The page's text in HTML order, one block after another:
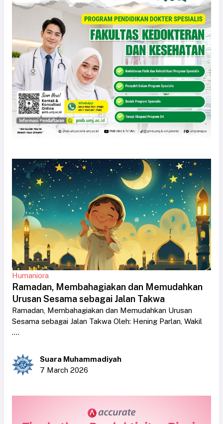
Humaniora
Ramadan, Membahagiakan dan Memudahkan
Urusan Sesama sebagai Jalan Takwa
Ramadan, Membahagiakan dan Memudahkan Urusan
Sesama sebagai Jalan Takwa Oleh: Hening Parlan, Wakil
....
Suara Muhammadiyah
7 March 2026